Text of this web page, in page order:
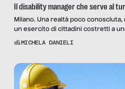
Il disability manager che serve al
Milano. Una realtà poco
un esercito di cittadini costretti a
business perduto. Sono i tratti più
disabile che, in un […]
diMICHELA DANIELI